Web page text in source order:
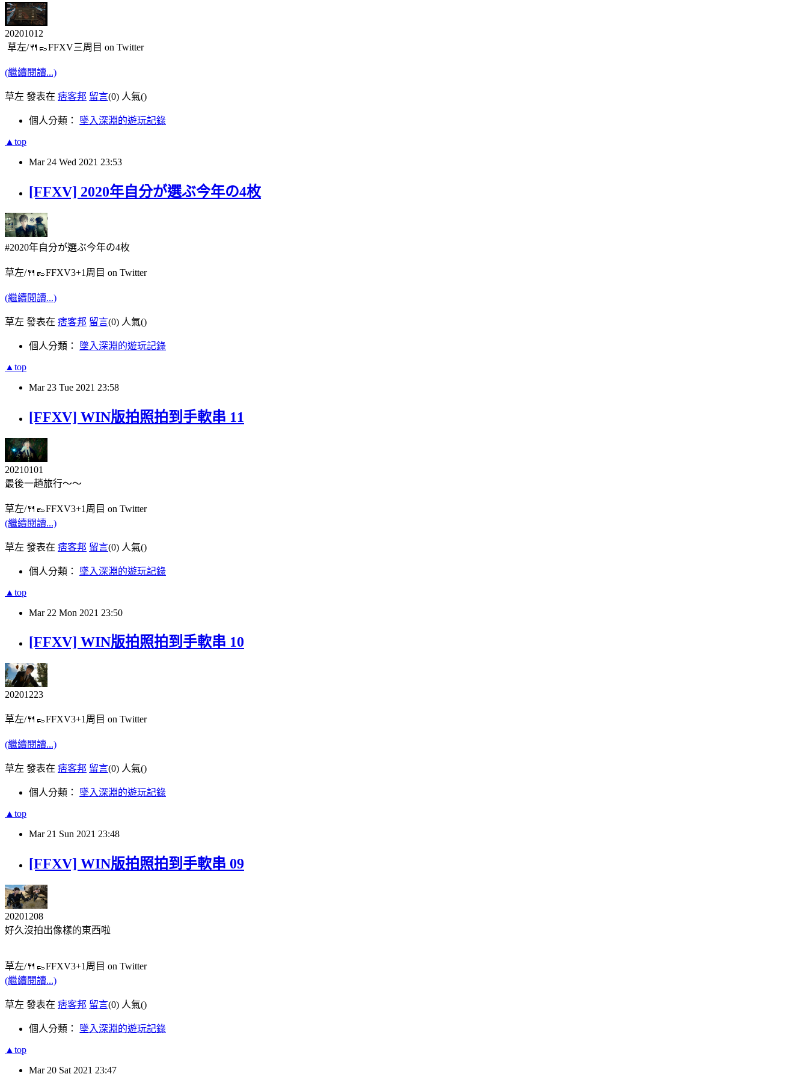
20201012
草左/🍴👞FFXV三周目 on Twitter
(繼續閱讀...)
草左 發表在 痞客邦 留言(0) 人氣()
個人分類： 墜入深淵的遊玩記錄
▲top
Mar 24 Wed 2021 23:53
[FFXV] 2020年自分が選ぶ今年の4枚
#2020年自分が選ぶ今年の4枚
草左/🍴👞FFXV3+1周目 on Twitter
(繼續閱讀...)
草左 發表在 痞客邦 留言(0) 人氣()
個人分類： 墜入深淵的遊玩記錄
▲top
Mar 23 Tue 2021 23:58
[FFXV] WIN版拍照拍到手軟串 11
20210101
最後一趟旅行～～
草左/🍴👞FFXV3+1周目 on Twitter
(繼續閱讀...)
草左 發表在 痞客邦 留言(0) 人氣()
個人分類： 墜入深淵的遊玩記錄
▲top
Mar 22 Mon 2021 23:50
[FFXV] WIN版拍照拍到手軟串 10
20201223
草左/🍴👞FFXV3+1周目 on Twitter
(繼續閱讀...)
草左 發表在 痞客邦 留言(0) 人氣()
個人分類： 墜入深淵的遊玩記錄
▲top
Mar 21 Sun 2021 23:48
[FFXV] WIN版拍照拍到手軟串 09
20201208
好久沒拍出像樣的東西啦
草左/🍴👞FFXV3+1周目 on Twitter
(繼續閱讀...)
草左 發表在 痞客邦 留言(0) 人氣()
個人分類： 墜入深淵的遊玩記錄
▲top
Mar 20 Sat 2021 23:47